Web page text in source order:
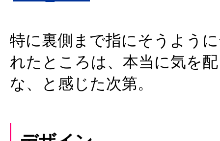
特に裏側まで指にそうよう
れたところは、本当に気を
な、と感じた次第。